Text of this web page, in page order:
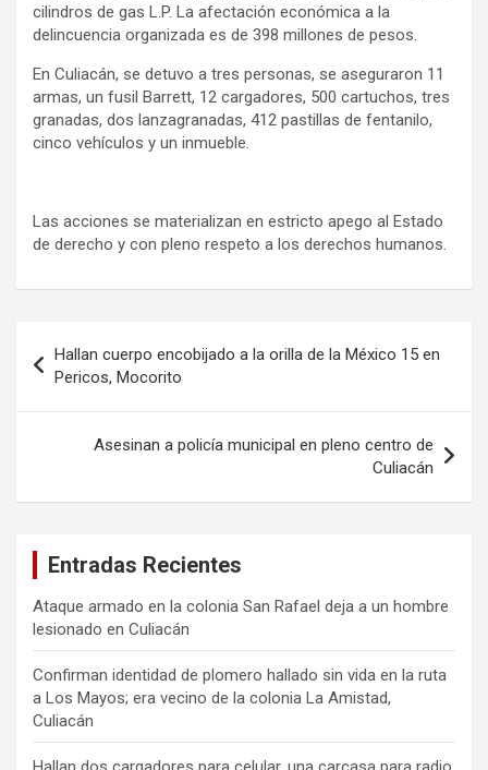
cilindros de gas L.P. La afectación económica a la
delincuencia organizada es de 398 millones de pesos.
En Culiacán, se detuvo a tres personas, se aseguraron 11
armas, un fusil Barrett, 12 cargadores, 500 cartuchos, tres
granadas, dos lanzagranadas, 412 pastillas de fentanilo,
cinco vehículos y un inmueble.
Las acciones se materializan en estricto apego al Estado
de derecho y con pleno respeto a los derechos humanos.
de
entradas
Hallan cuerpo encobijado a la orilla de la México 15 en
Pericos, Mocorito
Asesinan a policía municipal en pleno centro de
Culiacán
Entradas Recientes
Ataque armado en la colonia San Rafael deja a un hombre
lesionado en Culiacán
Confirman identidad de plomero hallado sin vida en la ruta
a Los Mayos; era vecino de la colonia La Amistad,
Culiacán